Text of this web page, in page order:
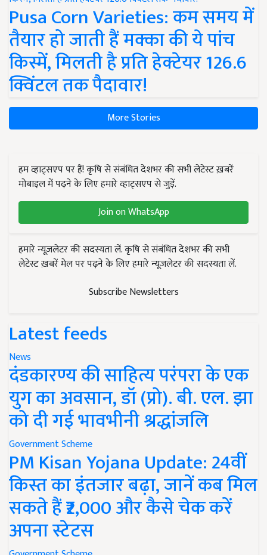
Pusa Corn Varieties: कम समय में
तैयार हो जाती हैं मक्का की ये पांच
किस्में, मिलती है प्रति हेक्टेयर 126.6
क्विंटल तक पैदावार!
More Stories
हम व्हाट्सएप पर हैं! कृषि से संबंधित देशभर की सभी लेटेस्ट ख़बरें
मोबाइल में पढ़ने के लिए हमारे व्हाट्सएप से जुड़ें.
Join on WhatsApp
हमारे न्यूज़लेटर की सदस्यता लें. कृषि से संबंधित देशभर की सभी
लेटेस्ट ख़बरें मेल पर पढ़ने के लिए हमारे न्यूज़लेटर की सदस्यता लें.
Subscribe Newsletters
Latest feeds
News
दंडकारण्य की साहित्य परंपरा के एक
युग का अवसान, डॉ (प्रो). बी. एल. झा
को दी गई भावभीनी श्रद्धांजलि
Government Scheme
PM Kisan Yojana Update: 24वीं
किस्त का इंतजार बढ़ा, जानें कब मिल
सकते हैं ₹2,000 और कैसे चेक करें
अपना स्टेटस